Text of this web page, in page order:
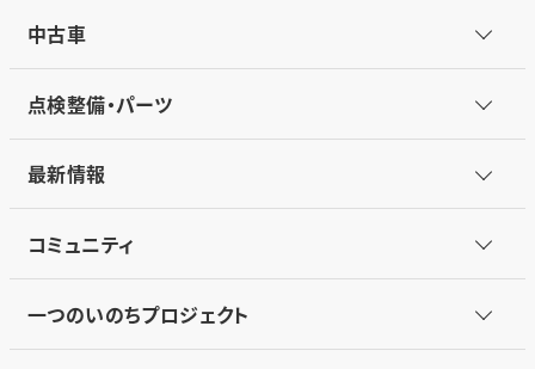
中古車
点検整備・パーツ
最新情報
コミュニティ
一つのいのちプロジェクト